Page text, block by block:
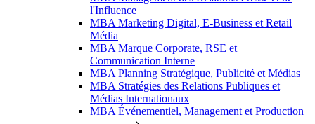
l'Influence
MBA Marketing Digital, E-Business et Retail
Média
MBA Marque Corporate, RSE et
Communication Interne
MBA Planning Stratégique, Publicité et Médias
MBA Stratégies des Relations Publiques et
Médias Internationaux
MBA Événementiel, Management et Production